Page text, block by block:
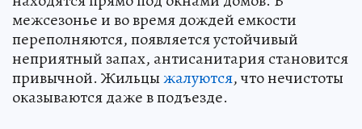
межсезонье и во время дождей емкости
переполняются, появляется устойчивый
неприятный запах, антисанитария становится
привычной. Жильцыжалуются, что нечистоты
оказываются даже в подъезде.